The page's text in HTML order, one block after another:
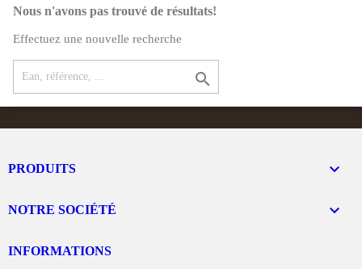
Nous n'avons pas trouvé de résultats!
Effectuez une nouvelle recherche

PRODUITS 
NOTRE SOCIÉTÉ 
INFORMATIONS